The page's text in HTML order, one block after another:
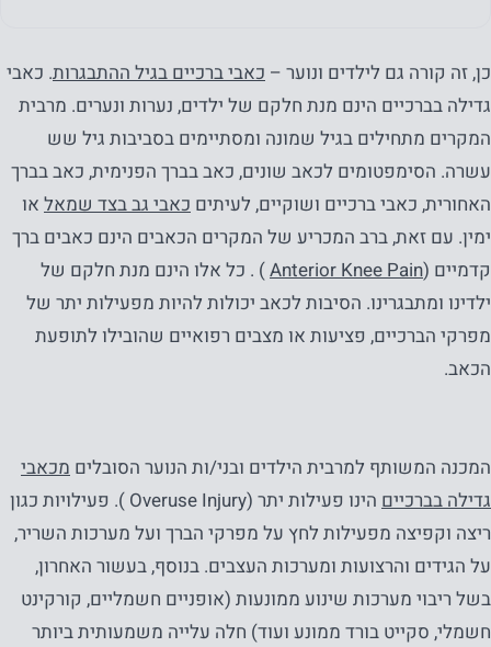
כן, זה קורה גם לילדים ונוער – כאבי ברכיים בגיל ההתבגרות. כאבי
גדילה בברכיים הינם מנת חלקם של ילדים, נערות ונערים. מרבית
המקרים מתחילים בגיל שמונה ומסתיימים בסביבות גיל שש
עשרה. הסימפטומים לכאב שונים, כאב בברך הפנימית, כאב בברך
האחורית, כאבי ברכיים ושוקיים, לעיתים כאבי גב בצד שמאל או
ימין. עם זאת, ברב המכריע של המקרים הכאבים הינם כאבים ברך
קדמיים (Anterior Knee Pain) . כל אלו הינם מנת חלקם של
ילדינו ומתבגרינו. הסיבות לכאב יכולות להיות מפעילות יתר של
מפרקי הברכיים, פציעות או מצבים רפואיים שהובילו לתופעת
הכאב.
המכנה המשותף למרבית הילדים ובני/ות הנוער הסובלים מכאבי
גדילה בברכיים
הינו פעילות יתר (Overuse Injury ). פעילויות כגון
ריצה וקפיצה מפעילות לחץ על מפרקי הברך ועל מערכות השריר,
על הגידים והרצועות ומערכות העצבים. בנוסף, בעשור האחרון,
בשל ריבוי מערכות שינוע ממונעות (אופניים חשמליים, קורקינט
חשמלי, סקייט בורד ממונע ועוד) חלה עלייה משמעותית ביותר